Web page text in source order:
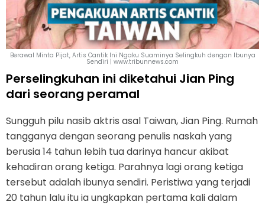
Berawal Minta Pijat, Artis Cantik Ini Ngaku Suaminya Selingkuh dengan Ibunya
Sendiri | www.tribunnews.com
Perselingkuhan ini diketahui Jian Ping
dari seorang peramal
Sungguh pilu nasib aktris asal Taiwan, Jian Ping. Rumah
tangganya dengan seorang penulis naskah yang
berusia 14 tahun lebih tua darinya hancur akibat
kehadiran orang ketiga. Parahnya lagi orang ketiga
tersebut adalah ibunya sendiri. Peristiwa yang terjadi
20 tahun lalu itu ia ungkapkan pertama kali dalam